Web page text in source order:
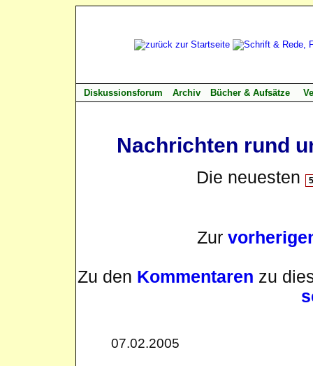
Diskussionsforum Archiv Bücher & Aufsätze
Nachrichten rund
Die neuesten
Zur
Zu den Kommentaren zu
07.02.2005